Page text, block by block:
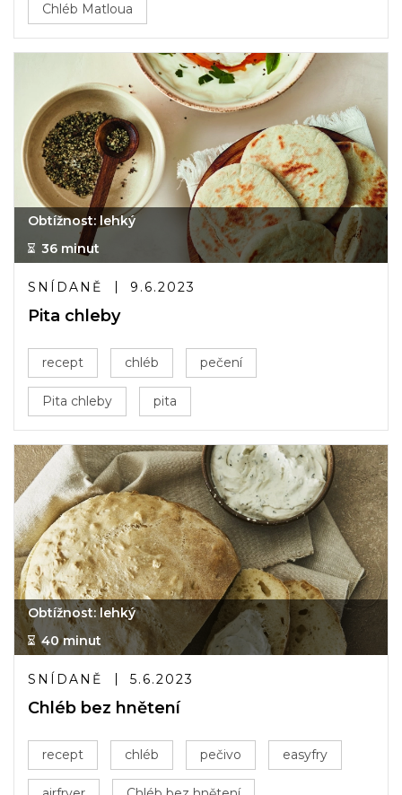
Chléb Matloua
Obtížnost: lehký
36 minut
SNÍDANĚ 9.6.2023
Pita chleby
recept chléb pečení
Pita chleby pita
Obtížnost: lehký
40 minut
SNÍDANĚ 5.6.2023
Chléb bez hnětení
recept chléb pečivo easyfry